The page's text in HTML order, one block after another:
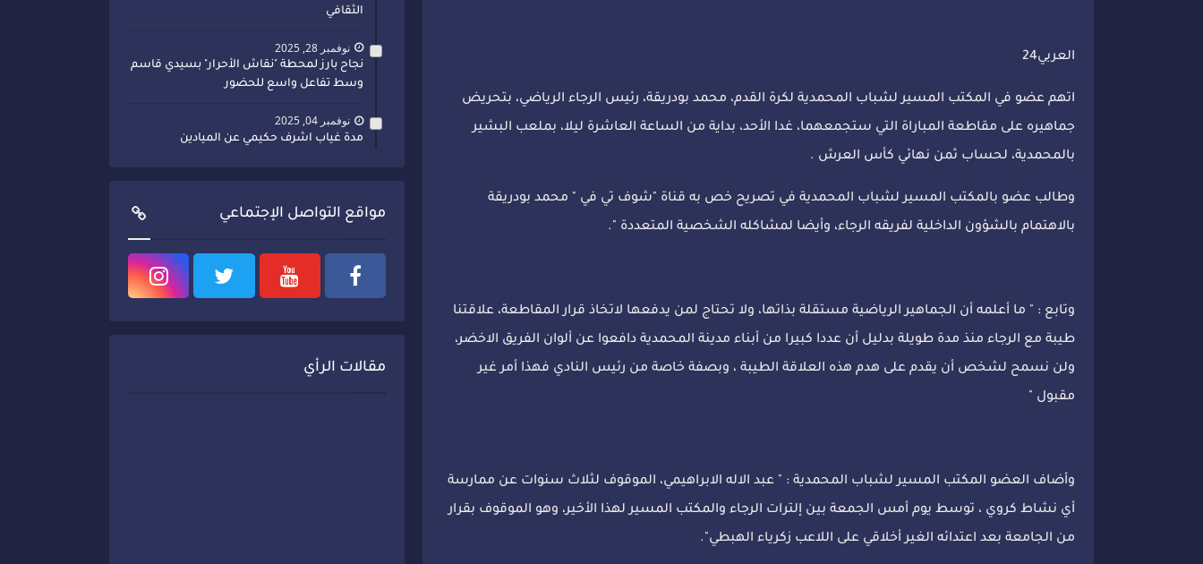
العربي24
اتهم عضو في المكتب المسير لشباب المحمدية لكرة القدم، محمد بودريقة، رئيس الرجاء الرياضي، بتحريض
جماهيره على مقاطعة المباراة التي ستجمعهما، غدا الأحد، بداية من الساعة العاشرة ليلا، بملعب البشير
بالمحمدية، لحساب ثمن نهائي كأس العرش .
وطالب عضو بالمكتب المسير لشباب المحمدية في تصريح خص به قناة "شوف تي في " محمد بودريقة
بالاهتمام بالشؤون الداخلية لفريقه الرجاء، وأيضا لمشاكله الشخصية المتعددة ".
وتابع : " ما أعلمه أن الجماهير الرياضية مستقلة بذاتها، ولا تحتاج لمن يدفعها لاتخاذ قرار المقاطعة، علاقتنا
طيبة مع الرجاء منذ مدة طويلة بدليل أن عددا كبيرا من أبناء مدينة المحمدية دافعوا عن ألوان الفريق الاخضر،
ولن نسمح لشخص أن يقدم على هدم هذه العلاقة الطيبة ، وبصفة خاصة من رئيس النادي فهذا أمر غير
مقبول "
وأضاف العضو المكتب المسير لشباب المحمدية : " عبد الاله الابراهيمي، الموقوف لثلاث سنوات عن ممارسة
أي نشاط كروي ، توسط يوم أمس الجمعة بين إلترات الرجاء والمكتب المسير لهذا الأخير، وهو الموقوف بقرار
من الجامعة بعد اعتدائه الغير أخلاقي على اللاعب زكرياء الهبطي".
الثقافي
نوفمبر 28, 2025
نجاح بارز لمحطة "نقاش الأحرار" بسيدي قاسم
وسط تفاعل واسع للحضور
نوفمبر 04, 2025
مدة غياب اشرف حكيمي عن الميادين
مواقع التواصل الإجتماعي
مقالات الرأي